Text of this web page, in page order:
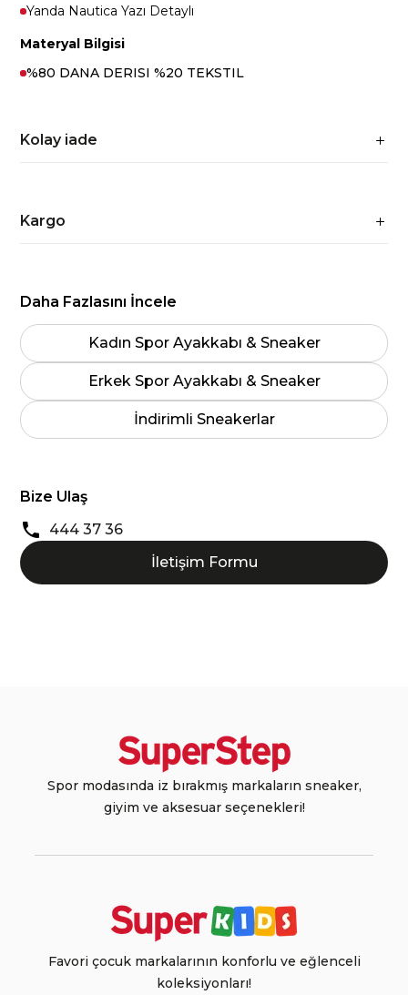
Yanda Nautica Yazı Detaylı
Materyal Bilgisi
%80 DANA DERISI %20 TEKSTIL
Kolay iade
Kargo
Daha Fazlasını İncele
Kadın Spor Ayakkabı & Sneaker
Erkek Spor Ayakkabı & Sneaker
İndirimli Sneakerlar
Bize Ulaş
444 37 36
İletişim Formu
Spor modasında iz bırakmış markaların sneaker,
giyim ve aksesuar seçenekleri!
Favori çocuk markalarının konforlu ve eğlenceli
koleksiyonları!